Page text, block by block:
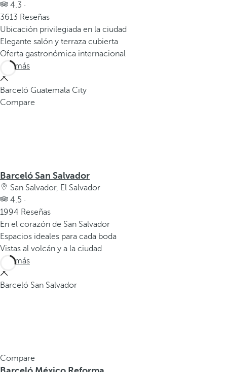
4.3 ·
3613 Reseñas
Ubicación privilegiada en la ciudad
Elegante salón y terraza cubierta
Oferta gastronómica internacional
Ver más
Barceló Guatemala City
Compare
Barceló San Salvador
San Salvador, El Salvador
4.5 ·
1994 Reseñas
En el corazón de San Salvador
Espacios ideales para cada boda
Vistas al volcán y a la ciudad
Ver más
Barceló San Salvador
Compare